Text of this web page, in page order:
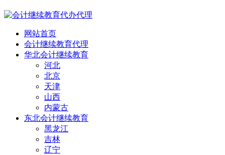
网站首页
会计继续教育代理
华北会计继续教育
河北
北京
天津
山西
内蒙古
东北会计继续教育
黑龙江
吉林
辽宁